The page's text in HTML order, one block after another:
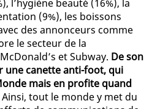
l’hygiène beauté (16%), la
(9%), les boissons
des annonceurs comme
le secteur de la
et Subway. De son
une canette anti-foot, qui
mais en profite quand
Ainsi, tout le monde y met du